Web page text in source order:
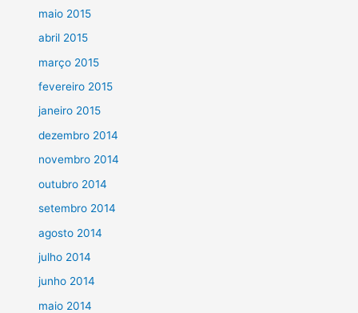
maio 2015
abril 2015
março 2015
fevereiro 2015
janeiro 2015
dezembro 2014
novembro 2014
outubro 2014
setembro 2014
agosto 2014
julho 2014
junho 2014
maio 2014